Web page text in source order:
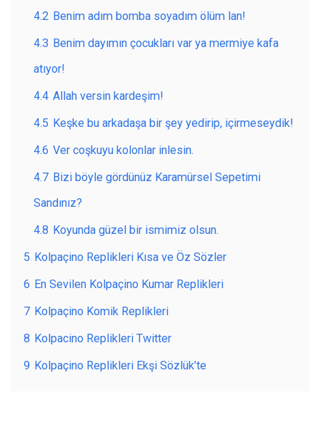
4.2 Benim adım bomba soyadım ölüm lan!
4.3 Benim dayımın çocukları var ya mermiye kafa
atıyor!
4.4 Allah versin kardeşim!
4.5 Keşke bu arkadaşa bir şey yedirip, içirmeseydik!
4.6 Ver coşkuyu kolonlar inlesin.
4.7 Bizi böyle gördünüz Karamürsel Sepetimi
Sandınız?
4.8 Koyunda güzel bir ismimiz olsun.
5 Kolpaçino Replikleri Kısa ve Öz Sözler
6 En Sevilen Kolpaçino Kumar Replikleri
7 Kolpaçino Komik Replikleri
8 Kolpacino Replikleri Twitter
9 Kolpaçino Replikleri Ekşi Sözlük’te